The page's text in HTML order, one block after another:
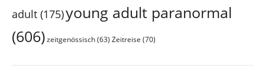
adult (175)young adult paranormal
(606) zeitgenössisch (63) Zeitreise (70)